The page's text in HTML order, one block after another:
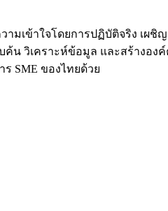
ามเข้าใจโดยการปฏิบัติจริง เผ
วิเคราะห์ข้อมูล และสร้างอง
SME ของไทยด้วย